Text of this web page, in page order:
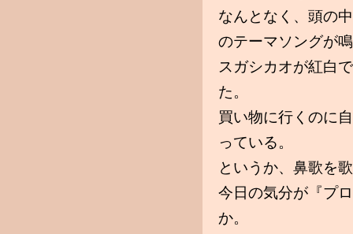
なんとなく、頭の
のテーマソングが
スガシカオが紅白
た。
買い物に行くのに
っている。
というか、鼻歌を
今日の気分が『プ
か。